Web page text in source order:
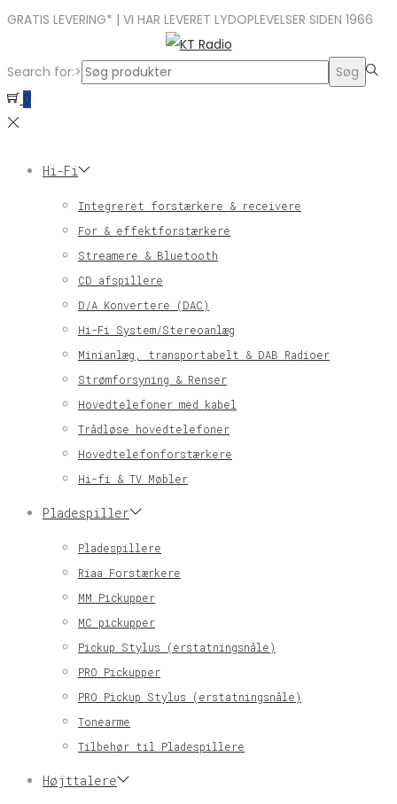
GRATIS LEVERING* | VI HAR LEVERET LYDOPLEVELSER SIDEN 1966
Search for:>
Søg
0
Hi-Fi
Integreret forstærkere & receivere
For & effektforstærkere
Streamere & Bluetooth
CD afspillere
D/A Konvertere (DAC)
Hi-Fi System/Stereoanlæg
Minianlæg, transportabelt & DAB Radioer
Strømforsyning & Renser
Hovedtelefoner med kabel
Trådløse hovedtelefoner
Hovedtelefonforstærkere
Hi-fi & TV Møbler
Pladespiller
Pladespillere
Riaa Forstærkere
MM Pickupper
MC pickupper
Pickup Stylus (erstatningsnåle)
PRO Pickupper
PRO Pickup Stylus (erstatningsnåle)
Tonearme
Tilbehør til Pladespillere
Højttalere